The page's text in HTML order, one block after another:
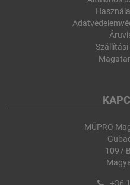
MÜPRO
1097